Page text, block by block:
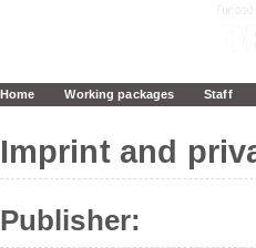
Home Working packages Staff
Imprint and
Publisher: